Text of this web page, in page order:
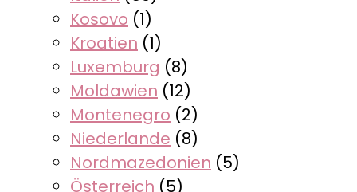
Kosovo (1)
Kroatien (1)
Luxemburg (8)
Moldawien (12)
Montenegro (2)
Niederlande (8)
Nordmazedonien (5)
Österreich (5)